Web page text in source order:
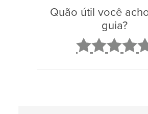
Quão útil você
guia?